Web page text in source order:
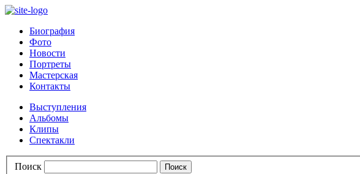
Биография
Фото
Новости
Портреты
Мастерская
Контакты
Выступления
Альбомы
Клипы
Спектакли
Поиск